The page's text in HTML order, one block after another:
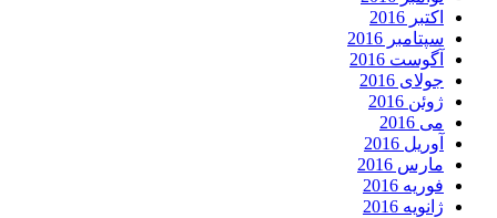
اکتبر 2016
سپتامبر 2016
آگوست 2016
جولای 2016
ژوئن 2016
می 2016
آوریل 2016
مارس 2016
فوریه 2016
ژانویه 2016